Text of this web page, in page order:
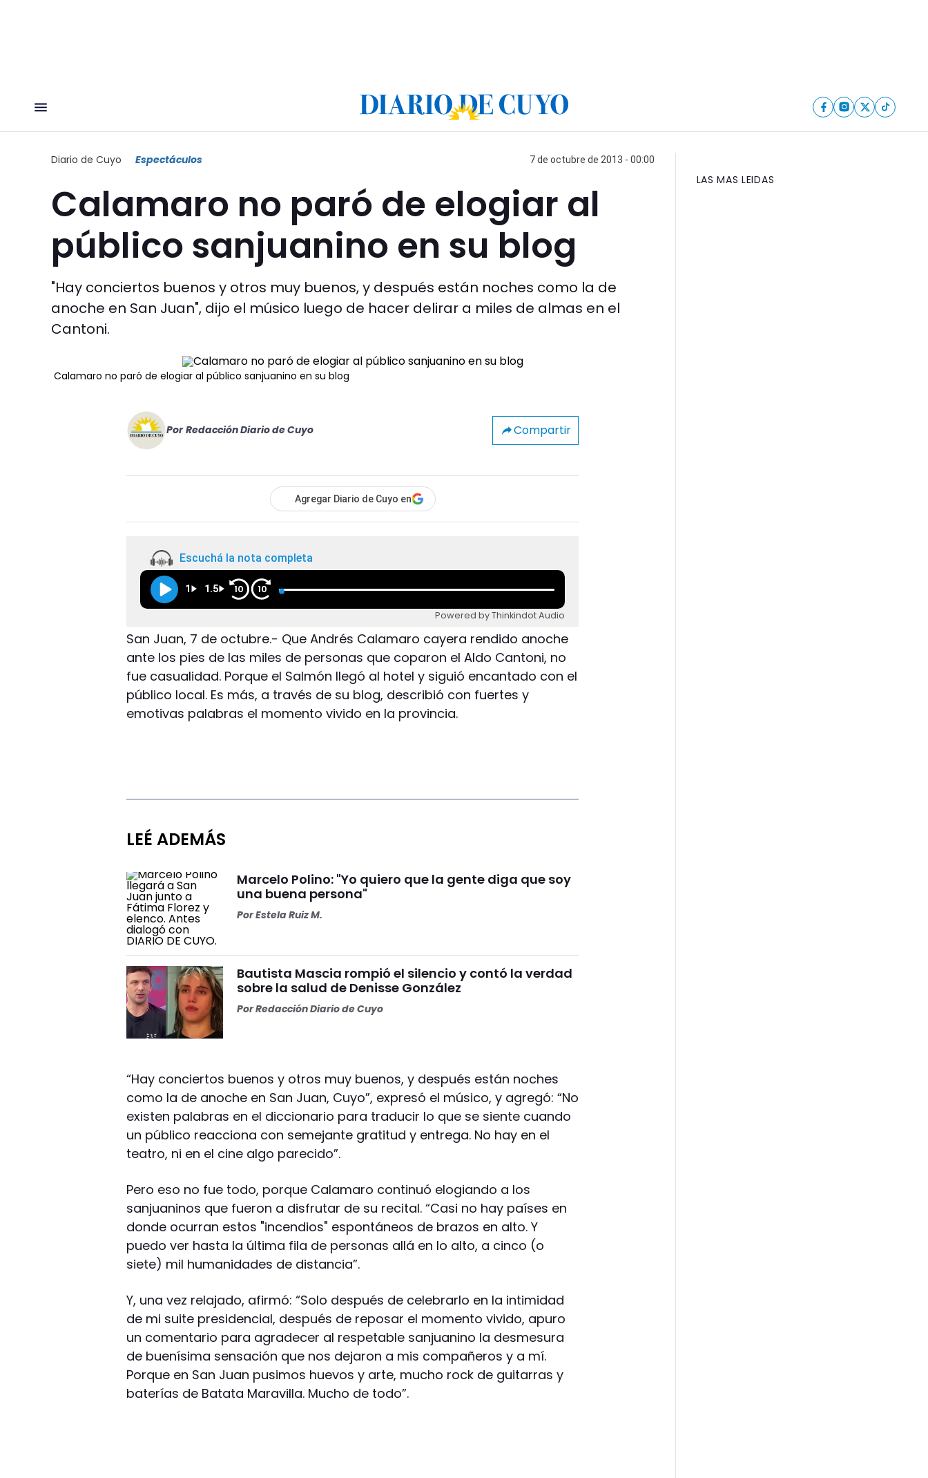
Diario de Cuyo Espectáculos 7 de octubre de 2013 - 00:00
Calamaro no paró de elogiar al
público sanjuanino en su blog
"Hay conciertos buenos y otros muy buenos, y después están noches como la de
anoche en San Juan", dijo el músico luego de hacer delirar a miles de almas en el
Cantoni.
Calamaro no paró de elogiar al público sanjuanino en su blog
Por Redacción Diario de Cuyo Compartir
Agregar Diario de Cuyo en
Escuchá la nota completa
1 1.5 10 10
Powered by Thinkindot Audio
San Juan, 7 de octubre.- Que Andrés Calamaro cayera rendido anoche
ante los pies de las miles de personas que coparon el Aldo Cantoni, no
fue casualidad. Porque el Salmón llegó al hotel y siguió encantado con el
público local. Es más, a través de su blog, describió con fuertes y
emotivas palabras el momento vivido en la provincia.
LEÉ ADEMÁS
Marcelo Polino: "Yo quiero que la gente diga que soy
una buena persona"
PorEstela Ruiz M.
Bautista Mascia rompió el silencio y contó la verdad
sobre la salud de Denisse González
PorRedacción Diario de Cuyo
“Hay conciertos buenos y otros muy buenos, y después están noches
como la de anoche en San Juan, Cuyo”, expresó el músico, y agregó: “No
existen palabras en el diccionario para traducir lo que se siente cuando
un público reacciona con semejante gratitud y entrega. No hay en el
teatro, ni en el cine algo parecido”.
Pero eso no fue todo, porque Calamaro continuó elogiando a los
sanjuaninos que fueron a disfrutar de su recital. “Casi no hay países en
donde ocurran estos "incendios" espontáneos de brazos en alto. Y
puedo ver hasta la última fila de personas allá en lo alto, a cinco (o
siete) mil humanidades de distancia”.
Y, una vez relajado, afirmó: “Solo después de celebrarlo en la intimidad
de mi suite presidencial, después de reposar el momento vivido, apuro
un comentario para agradecer al respetable sanjuanino la desmesura
de buenísima sensación que nos dejaron a mis compañeros y a mí.
Porque en San Juan pusimos huevos y arte, mucho rock de guitarras y
baterías de Batata Maravilla. Mucho de todo”.
LAS MAS LEIDAS